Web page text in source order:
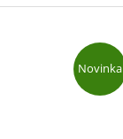
Novinka